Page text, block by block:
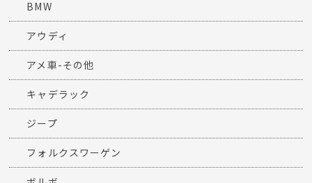
BMW
アウディ
アメ車-その他
キャデラック
ジープ
フォルクスワーゲン